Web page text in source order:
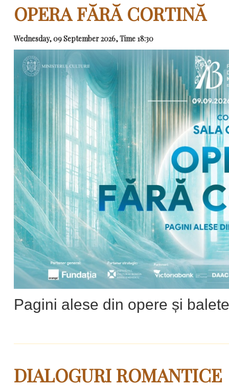
OPERA FĂRĂ CORTINĂ
Wednesday, 09 September 2026, Time 18:30
Pagini alese din opere și balete
DIALOGURI ROMANTICE